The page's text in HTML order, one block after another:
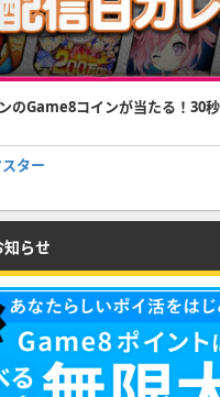
のGame8コインが当たる！30
ター
らせ